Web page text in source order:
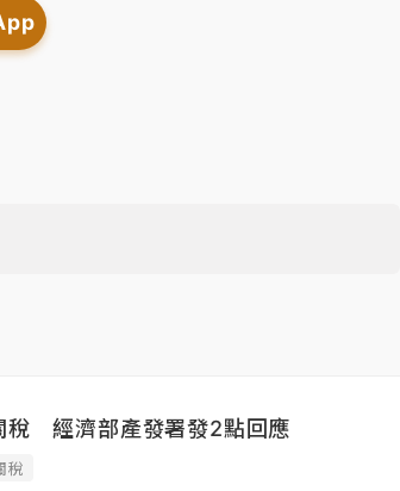
稅 經濟部產發署發2點回應
稅